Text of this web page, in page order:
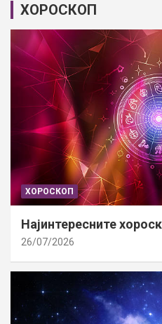
ХОРОСКОП
ХОРОСКОП
Најинтересните
26/07/2026